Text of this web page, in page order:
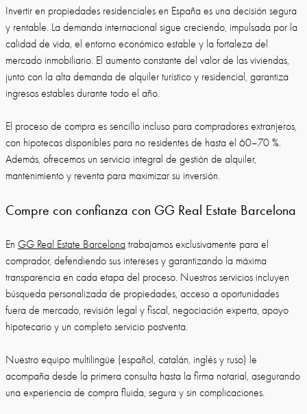
Invertir en propiedades residenciales en España es una decisión segura
y rentable. La demanda internacional sigue creciendo, impulsada por la
calidad de vida, el entorno económico estable y la fortaleza del
mercado inmobiliario. El aumento constante del valor de las viviendas,
junto con la alta demanda de alquiler turístico y residencial, garantiza
ingresos estables durante todo el año.
El proceso de compra es sencillo incluso para compradores extranjeros,
con hipotecas disponibles para no residentes de hasta el 60–70 %.
Además, ofrecemos un servicio integral de gestión de alquiler,
mantenimiento y reventa para maximizar su inversión.
Compre con confianza con GG Real Estate Barcelona
En GG Real Estate Barcelona trabajamos exclusivamente para el
comprador, defendiendo sus intereses y garantizando la máxima
transparencia en cada etapa del proceso. Nuestros servicios incluyen
búsqueda personalizada de propiedades, acceso a oportunidades
fuera de mercado, revisión legal y fiscal, negociación experta, apoyo
hipotecario y un completo servicio postventa.
Nuestro equipo multilingüe (español, catalán, inglés y ruso) le
acompaña desde la primera consulta hasta la firma notarial, asegurando
una experiencia de compra fluida, segura y sin complicaciones.